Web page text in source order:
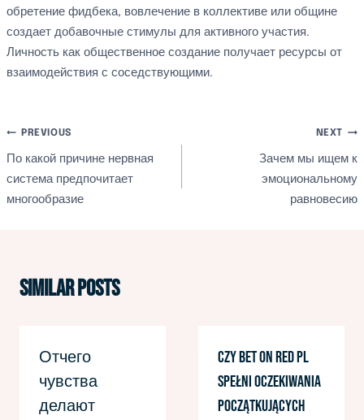
обретение фидбека, вовлечение в коллективе или общине
создает добавочные стимулы для активного участия.
Личность как общественное создание получает ресурсы от
взаимодействия с соседствующими.
文
章
導
PREVIOUS
По какой причине нервная
система предпочитает
многообразие
NEXT
Зачем мы ищем к
эмоциональному
равновесию
Similar Posts
Отчего
чувства
делают
Czy bet on red pl
spełni oczekiwania
początkujących